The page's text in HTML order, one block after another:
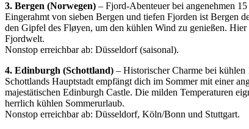
3. Bergen (Norwegen) – Fjord-Abenteuer bei angenehmen
Eingerahmt von sieben Bergen und tiefen Fjorden ist Bergen
den Gipfel des Fløyen, um den kühlen Wind zu genießen.
Fjordwelt.
Nonstop erreichbar ab: Düsseldorf (saisonal).
4. Edinburgh (Schottland) – Historischer Charme bei kühlen
Schottlands Hauptstadt empfängt dich im Sommer mit einer
majestätischen Edinburgh Castle. Die milden Temperaturen
herrlich kühlen Sommerurlaub.
Nonstop erreichbar ab: Düsseldorf, Köln/Bonn und Stuttgart.